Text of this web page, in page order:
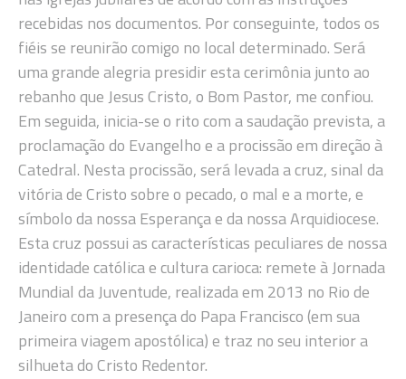
recebidas nos documentos. Por conseguinte, todos os
fiéis se reunirão comigo no local determinado. Será
uma grande alegria presidir esta cerimônia junto ao
rebanho que Jesus Cristo, o Bom Pastor, me confiou.
Em seguida, inicia-se o rito com a saudação prevista, a
proclamação do Evangelho e a procissão em direção à
Catedral. Nesta procissão, será levada a cruz, sinal da
vitória de Cristo sobre o pecado, o mal e a morte, e
símbolo da nossa Esperança e da nossa Arquidiocese.
Esta cruz possui as características peculiares de nossa
identidade católica e cultura carioca: remete à Jornada
Mundial da Juventude, realizada em 2013 no Rio de
Janeiro com a presença do Papa Francisco (em sua
primeira viagem apostólica) e traz no seu interior a
silhueta do Cristo Redentor.